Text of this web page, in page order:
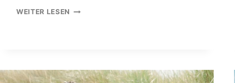
WEITER LESEN FAMILIENFOTOS
SCHNEE